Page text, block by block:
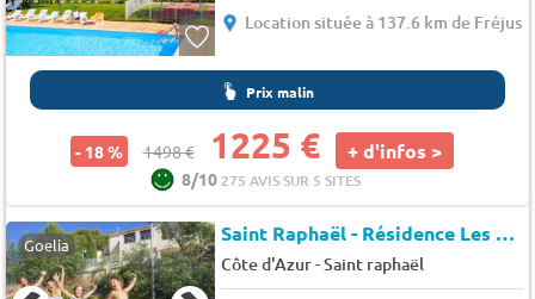
Location située à 137.6 km de Fréjus
Prix malin
- 18 % 1498 € 1225 € + d'infos >
8/10 275 AVIS SUR 5 SITES
Goelia Saint Raphaël - Résidence Les Mimosas
Côte d'Azur-Saint raphaël